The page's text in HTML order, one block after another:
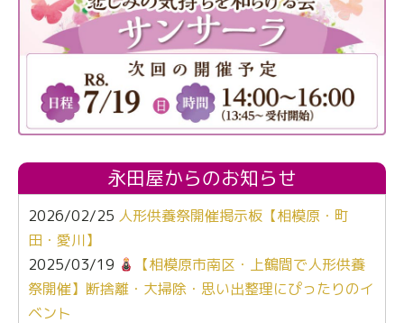
永田屋からのお知らせ
2026/02/25 人形供養祭開催掲示板【相模原・町
田・愛川】
2025/03/19
【相模原市南区・上鶴間で人形供養
祭開催】断捨離・大掃除・思い出整理にぴったりのイ
ベント